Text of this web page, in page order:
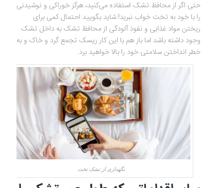
حتی اگر از محافظ تشک استفاده می‌کنید، هرگز خوراکی و نوشیدنی
را با خود به تخت خواب نبرید! شاید بگویید احتمال کمی برای
ریختن مواد غذایی و نفوذ آلودگی از محافظ تشک به داخل تشک
وجود داشته باشد اما باز هم با این کار ریسک تجمع گرد و خاک و به
خطر انداختن سلامتی خود را بالا خواهید برد.
نگهداری از تشک تخت